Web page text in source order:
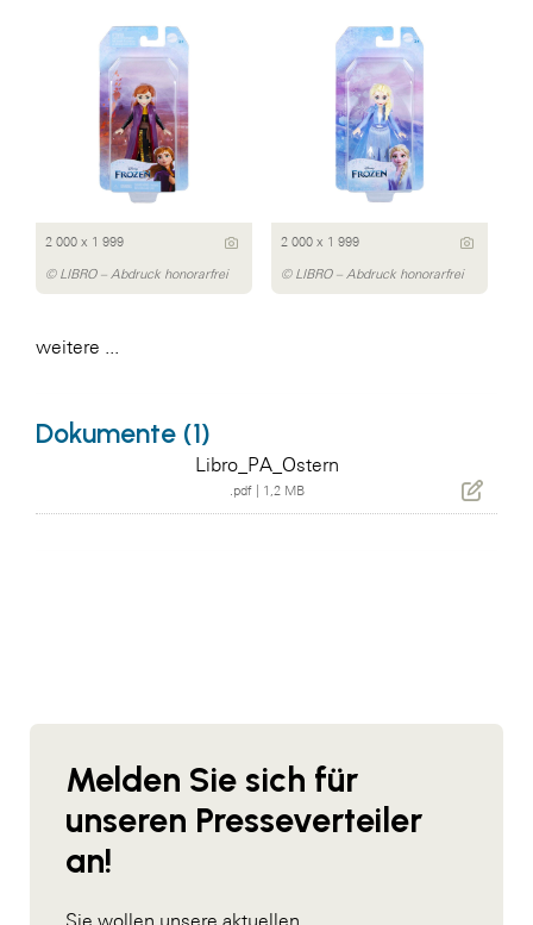
2 000 x 1 999
© LIBRO – Abdruck honorarfrei
2 000 x 1 999
© LIBRO – Abdruck honorarfrei
weitere ...
Dokumente (1)
Libro_PA_Ostern
.pdf| 1,2 MB
Melden Sie sich für
unseren Presseverteiler
an!